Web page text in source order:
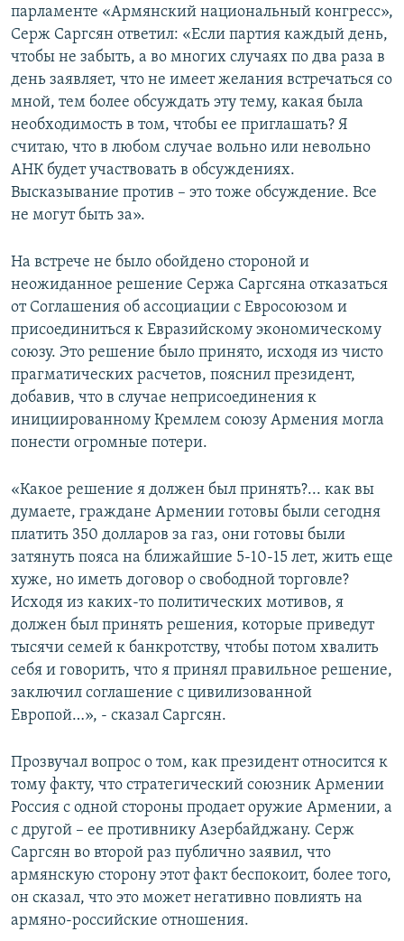
парламенте «Армянский национальный конгресс»,
Серж Саргсян ответил: «Если партия каждый день,
чтобы не забыть, а во многих случаях по два раза в
день заявляет, что не имеет желания встречаться со
мной, тем более обсуждать эту тему, какая была
необходимость в том, чтобы ее приглашать? Я
считаю, что в любом случае вольно или невольно
АНК будет участвовать в обсуждениях.
Высказывание против – это тоже обсуждение. Все
не могут быть за».
На встрече не было обойдено стороной и
неожиданное решение Сержа Саргсяна отказаться
от Соглашения об ассоциации с Евросоюзом и
присоединиться к Евразийскому экономическому
союзу. Это решение было принято, исходя из чисто
прагматических расчетов, пояснил президент,
добавив, что в случае неприсоединения к
инициированному Кремлем союзу Армения могла
понести огромные потери.
«Какое решение я должен был принять?... как вы
думаете, граждане Армении готовы были сегодня
платить 350 долларов за газ, они готовы были
затянуть пояса на ближайшие 5-10-15 лет, жить еще
хуже, но иметь договор о свободной торговле?
Исходя из каких-то политических мотивов, я
должен был принять решения, которые приведут
тысячи семей к банкротству, чтобы потом хвалить
себя и говорить, что я принял правильное решение,
заключил соглашение с цивилизованной
Европой…», - сказал Саргсян.
Прозвучал вопрос о том, как президент относится к
тому факту, что стратегический союзник Армении
Россия с одной стороны продает оружие Армении, а
с другой – ее противнику Азербайджану. Серж
Саргсян во второй раз публично заявил, что
армянскую сторону этот факт беспокоит, более того,
он сказал, что это может негативно повлиять на
армяно-российские отношения.